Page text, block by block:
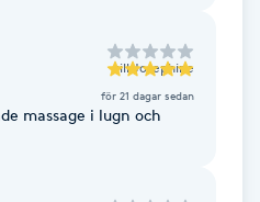
till Josephine
för 21 dagar sedan
massage i lugn och